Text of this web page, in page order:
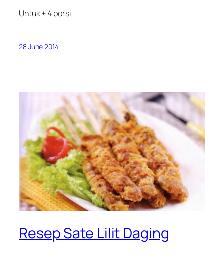
Untuk + 4 porsi
28 June 2014
Resep Sate Lilit Daging